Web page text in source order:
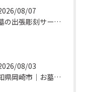
08/07
お墓の出張彫刻サービス【彫刻本舗】愛知県清須市
08/03
愛知県岡崎市｜お墓の追加彫り施工例 ｜彫刻本舗